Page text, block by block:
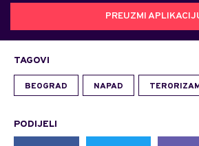
PREUZMI
TAGOVI
BEOGRAD NAPAD
PODIJELI